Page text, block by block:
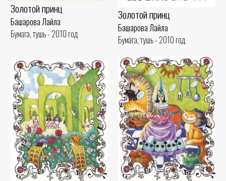
Золотой принц
Башарова Лайла
Бумага, тушь - 2010 год
Золотой принц
Башарова Лайла
Бумага, тушь - 2010 год